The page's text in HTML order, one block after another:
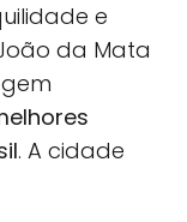
e
da Mata
. A cidade